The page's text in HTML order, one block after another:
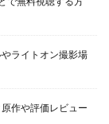
ライトオン撮影場
作や評価レビュー